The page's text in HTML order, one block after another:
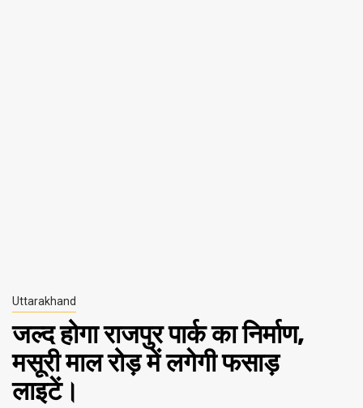
Uttarakhand
जल्द होगा राजपुर पार्क का निर्माण,
मसूरी माल रोड़ में लगेगी फसाड़
लाइटें।